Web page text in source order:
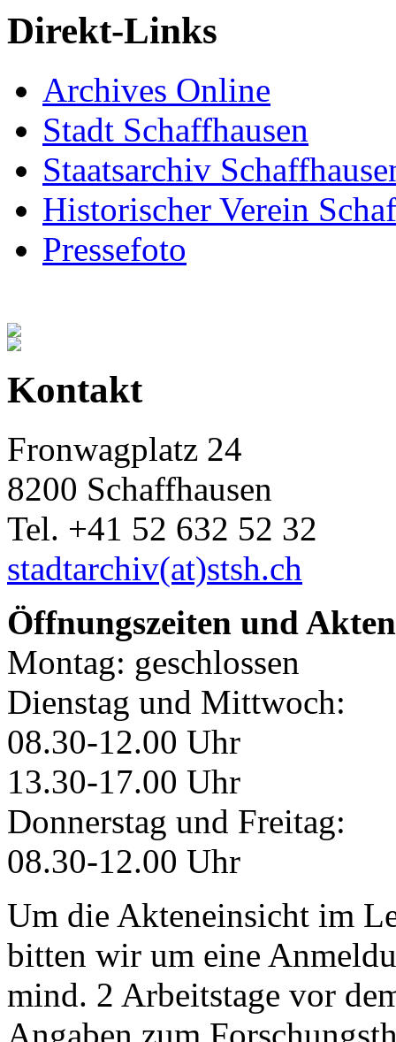
Direkt-Links
Archives Online
Stadt Schaffhausen
Staatsarchiv
Historischer Verein
Pressefoto
Kontakt
Fronwagplatz 24
8200 Schaffhausen
Tel. +41 52 632 52 32
stadtarchiv(at)stsh.ch
Öffnungszeiten und
Montag: geschlossen
Dienstag und Mittwoch:
08.30-12.00 Uhr
13.30-17.00 Uhr
Donnerstag und Freitag:
08.30-12.00 Uhr
Um die Akteneinsicht im
bitten wir um eine
mind. 2 Arbeitstage vor